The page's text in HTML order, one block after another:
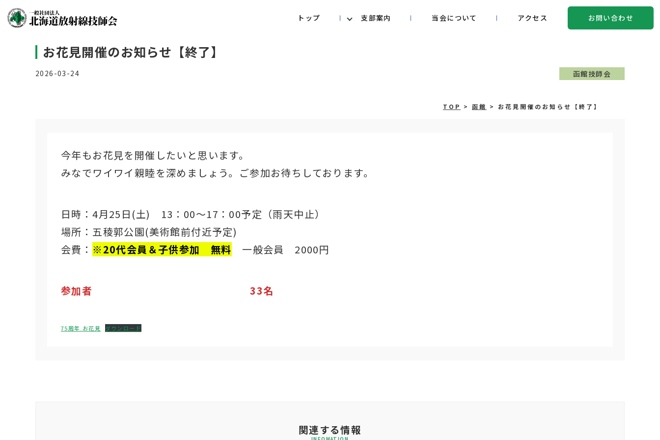
トップ 支部案内 当会について アクセス お問い合わせ
お花見開催のお知らせ【終了】
2026-03-24 函館技師会
TOP > 函館 > お花見開催のお知らせ【終了】
今年もお花見を開催したいと思います。
みなでワイワイ親睦を深めましょう。ご参加お待ちしております。
日時：4月25日(土) 13：00～17：00予定（雨天中止）
場所：五稜郭公園(美術館前付近予定)
会費： ※20代会員＆子供参加 無料 一般会員 2000円
参加者 33名
75周年 お花見 ダウンロード
関連する情報